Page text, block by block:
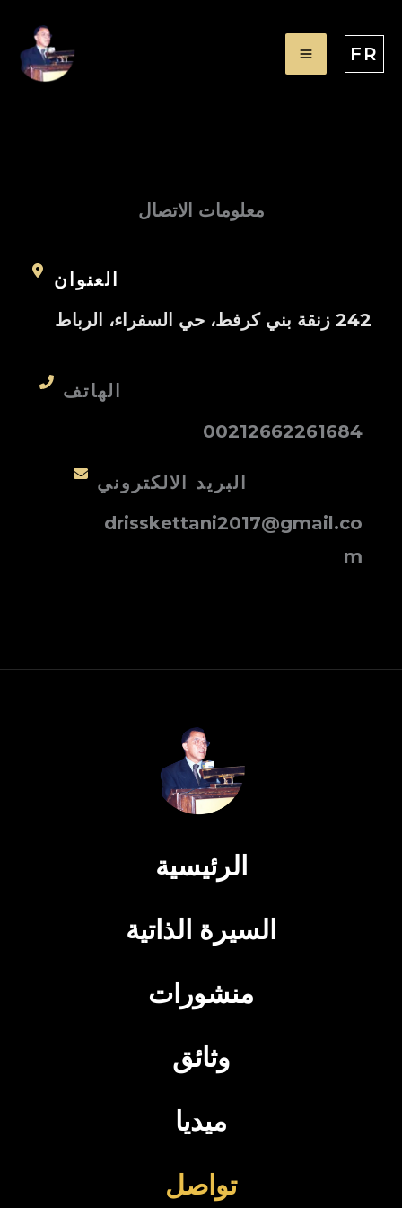
au
contenu
FR
معلومات الاتصال
العنوان
242 زنقة بني كرفط، حي السفراء، الرباط
الهاتف
00212662261684
البريد الالكتروني
drisskettani2017@gmail.co
m
الرئيسية
السيرة الذاتية
منشورات
وثائق
ميديا
تواصل